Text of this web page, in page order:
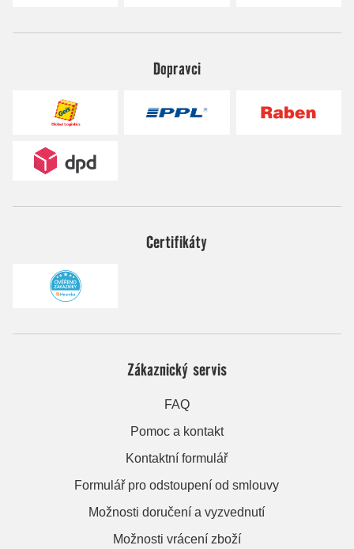
Dopravci
Certifikáty
Zákaznický servis
FAQ
Pomoc a kontakt
Kontaktní formulář
Formulář pro odstoupení od smlouvy
Možnosti doručení a vyzvednutí
Možnosti vrácení zboží